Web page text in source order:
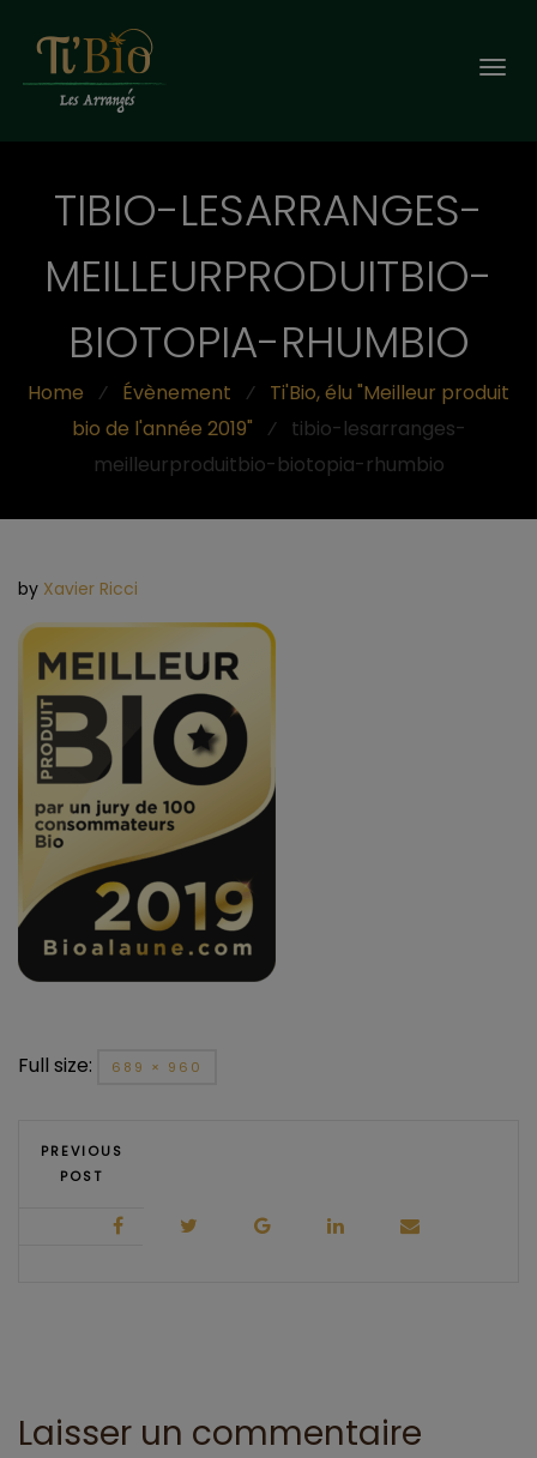
TIBIO-LESARRANGES-
MEILLEURPRODUITBIO-
BIOTOPIA-RHUMBIO
Home ⁄ Évènement ⁄ Ti'Bio, élu "Meilleur produit
bio de l'année 2019"
⁄ tibio-lesarranges-
meilleurproduitbio-biotopia-rhumbio
by Xavier Ricci
Full size: 689 × 960
PREVIOUS
POST
Laisser un commentaire